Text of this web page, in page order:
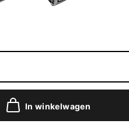
In winkelwagen